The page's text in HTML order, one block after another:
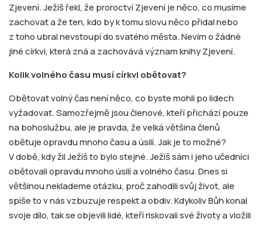
Zjevení. Ježíš řekl, že proroctví Zjevení je něco, co musíme
zachovat a že ten, kdo by k tomu slovu něco přidal nebo
z toho ubral nevstoupí do svatého města. Nevím o žádné
jiné církvi, která zná a zachovává význam knihy Zjevení.
Kolik volného času musí církvi obětovat?
Obětovat volný čas není něco, co byste mohli po lidech
vyžadovat. Samozřejmě jsou členové, kteří přichází pouze
na bohoslužbu, ale je pravda, že velká většina členů
obětuje opravdu mnoho času a úsilí. Jak je to možné?
V době, kdy žil Ježíš to bylo stejné. Ježíš sám i jeho učedníci
obětovali opravdu mnoho úsilí a volného času. Dnes si
většinou neklademe otázku, proč zahodili svůj život, ale
spíše to v nás vzbuzuje respekt a obdiv. Kdykoliv Bůh konal
svoje dílo, tak se objevili lidé, kteří riskovali své životy a vložili